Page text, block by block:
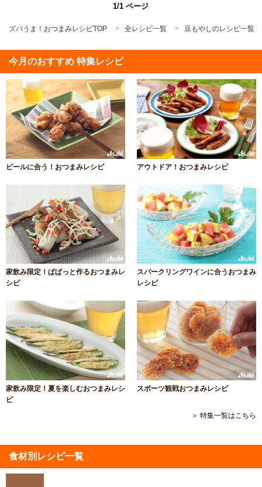
1/1 ページ
ズバうま！おつまみレシピTOP 全レシピ一覧 豆もやしのレシピ一覧
今月のおすすめ 特集レシピ
ビールに合う！おつまみレシピ アウトドア！おつまみレシピ
家飲み限定！ぱぱっと作るおつまみレ
シピ
スパークリングワインに合うおつまみ
レシピ
家飲み限定！夏を楽しむおつまみレシ
ピ
スポーツ観戦おつまみレシピ
＞ 特集一覧はこちら
食材別レシピ一覧